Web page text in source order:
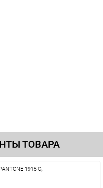
ТОВАРА
1915 C,